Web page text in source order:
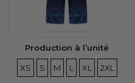
Production à l’unité
TAILLES
XS
TAILLES
S
TAILLES
M
TAILLES
L
TAILLES
XL 2XL